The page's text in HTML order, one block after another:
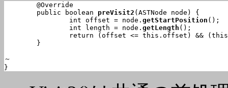
	public boolean
preVisit2 (ASTNode node) {
		int offset = node.
getStartPosition ();
		int length = node.
getLength ();
～
}